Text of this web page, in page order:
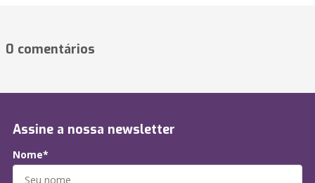
0 comentários
Assine a nossa newsletter
Nome*